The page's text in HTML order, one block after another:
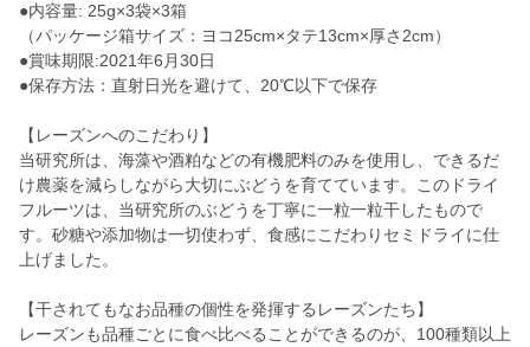
●内容量: 25g×3袋×3箱
（パッケージ箱サイズ：ヨコ25cm×タテ13cm×厚さ2cm）
●賞味期限:2021年6月30日
●保存方法：直射日光を避けて、20℃以下で保存
【レーズンへのこだわり】
当研究所は、海藻や酒粕などの有機肥料のみを使用し、できるだ
け農薬を減らしながら大切にぶどうを育てています。このドライ
フルーツは、当研究所のぶどうを丁寧に一粒一粒干したもので
す。砂糖や添加物は一切使わず、食感にこだわりセミドライに仕
上げました。
【干されてもなお品種の個性を発揮するレーズンたち】
レーズンも品種ごとに食べ比べることができるのが、100種類以上